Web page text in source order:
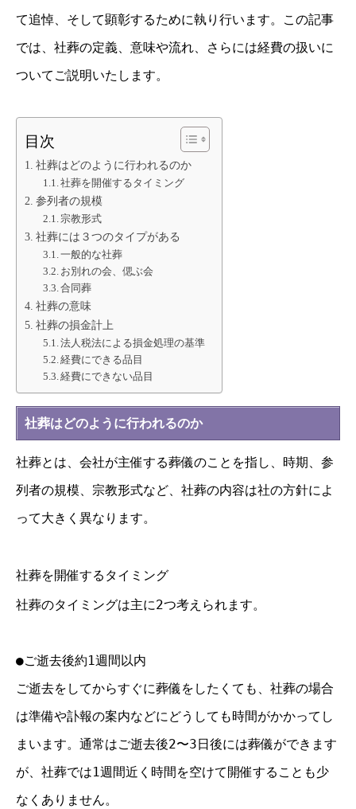
て追悼、そして顕彰するために執り行います。この記事
では、社葬の定義、意味や流れ、さらには経費の扱いに
ついてご説明いたします。
目次
社葬はどのように行われるのか
社葬を開催するタイミング
参列者の規模
宗教形式
社葬には３つのタイプがある
一般的な社葬
お別れの会、偲ぶ会
合同葬
社葬の意味
社葬の損金計上
法人税法による損金処理の基準
経費にできる品目
経費にできない品目
社葬はどのように行われるのか
社葬とは、会社が主催する葬儀のことを指し、時期、参
列者の規模、宗教形式など、社葬の内容は社の方針によ
って大きく異なります。
社葬を開催するタイミング
社葬のタイミングは主に2つ考えられます。
●ご逝去後約1週間以内
ご逝去をしてからすぐに葬儀をしたくても、社葬の場合
は準備や訃報の案内などにどうしても時間がかかってし
まいます。通常はご逝去後2〜3日後には葬儀ができます
が、社葬では1週間近く時間を空けて開催することも少
なくありません。